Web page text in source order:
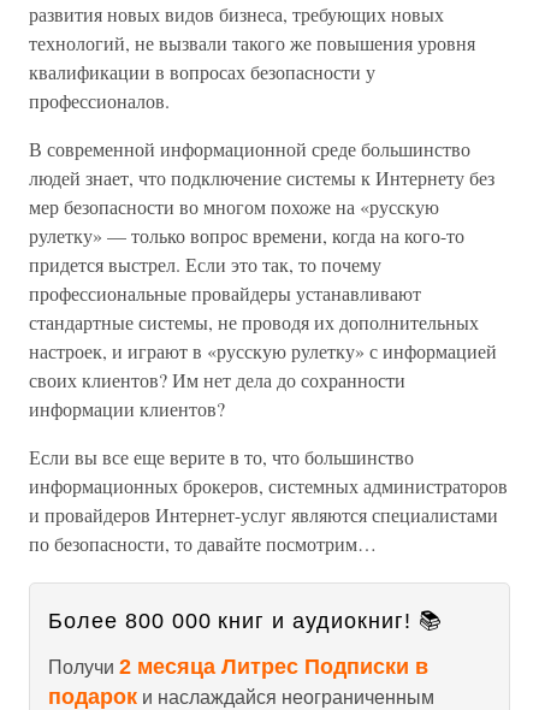
развития новых видов бизнеса, требующих новых
технологий, не вызвали такого же повышения уровня
квалификации в вопросах безопасности у
профессионалов.
В современной информационной среде большинство
людей знает, что подключение системы к Интернету без
мер безопасности во многом похоже на «русскую
рулетку» — только вопрос времени, когда на кого-то
придется выстрел. Если это так, то почему
профессиональные провайдеры устанавливают
стандартные системы, не проводя их дополнительных
настроек, и играют в «русскую рулетку» с информацией
своих клиентов? Им нет дела до сохранности
информации клиентов?
Если вы все еще верите в то, что большинство
информационных брокеров, системных администраторов
и провайдеров Интернет-услуг являются специалистами
по безопасности, то давайте посмотрим…
Более 800 000 книг и аудиокниг! 📚
Получи 2 месяца Литрес Подписки в
подарок и наслаждайся неограниченным